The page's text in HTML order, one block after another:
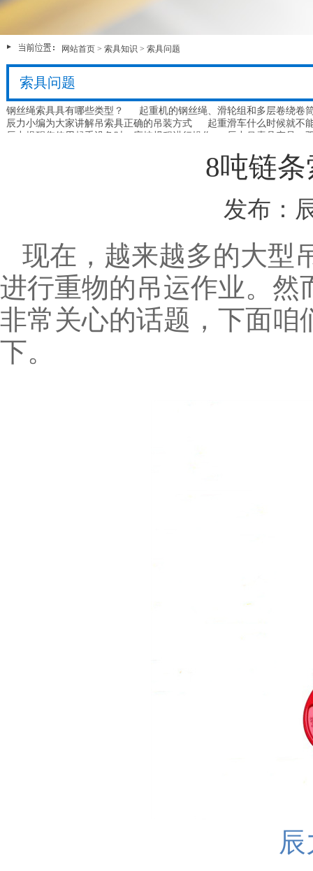
网站首页 > 索具知识 > 索具问题
索具问题
钢丝绳索具具有哪些类型？
起重机的钢丝绳、滑轮组和多层卷绕卷
辰力小编为大家讲解吊索具正确的吊装方式
起重滑车什么时候就不
辰力提醒您使用起重设备时，应按规程进行操作
辰力吊索具产品—
8吨链
发布：
现在，越来越多的大型
进行重物的吊运作业。然
非常关心的话题，下面咱
下。